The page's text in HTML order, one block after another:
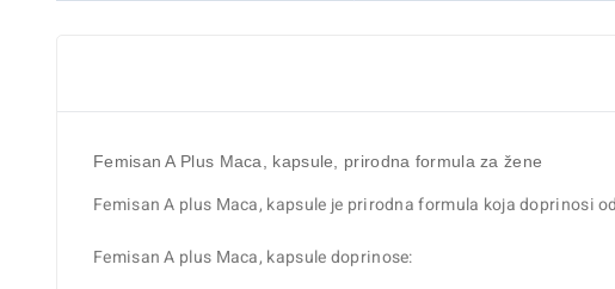
Femisan A Plus Maca , kapsule, prirodna formula zažene
Femisan A plus Maca, kapsule je prirodna formula koja doprinosi
Femisan A plus Maca, kapsule doprinose: